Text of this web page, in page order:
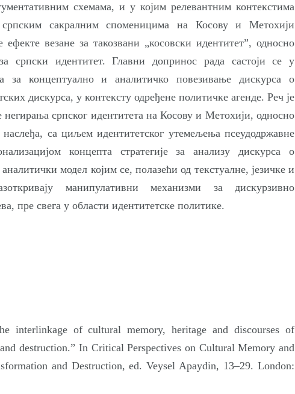
схемама, и у којим релевантним контекстима
сакралним споменицима на Косову и Метохији
ефекте везане за такозвани „косовски идентитет”, односно
српски идентитет. Главни допринос рада састоји се у
за концептуално и аналитичко повезивање дискурса о
дискурса, у контексту одређене политичке агенде. Реч је
негирања српског идентитета на Косову и Метохији, односно
наслеђа, са циљем идентитетског утемељења псеудодржавне
концепта стратегије за анализу дискурса о
модел којим се, полазећи од текстуалне, језичке и
манипулативни механизми за дискурзивно
пре свега у области идентитетске политике.
interlinkage of cultural memory, heritage and discourses of
destruction.” In Critical Perspectives on Cultural Memory and
and Destruction, еd. Veysel Apaydin, 13–29. London: